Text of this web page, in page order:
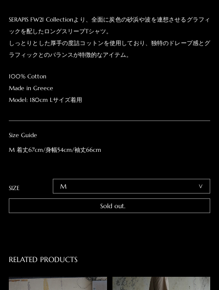
SERAPIS FW21 Collectionより、全面に炭色の砂浜や波を連想させるグラフィ
ックを配したロングスリーブTシャツ。
しっとりとした厚手の度詰コットンを使用しており、独特のドレープ感とグ
ラフィックとのバランスが特徴的なアイテム。
100% Cotton
Made in Greece
Model: 180cm Lサイズ着用
SIZE
Sold out.
Size Guide
M 着丈67cm/身幅54cm/袖丈66cm
RELATED PRODUCTS